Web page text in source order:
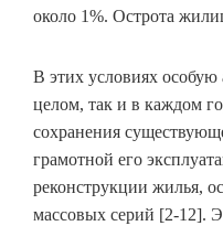
около 1%. Острота
В этих условиях особую
целом, так и в каждом
сохранения
грамотной его
реконструкции жилья,
массовых серий [2-12].